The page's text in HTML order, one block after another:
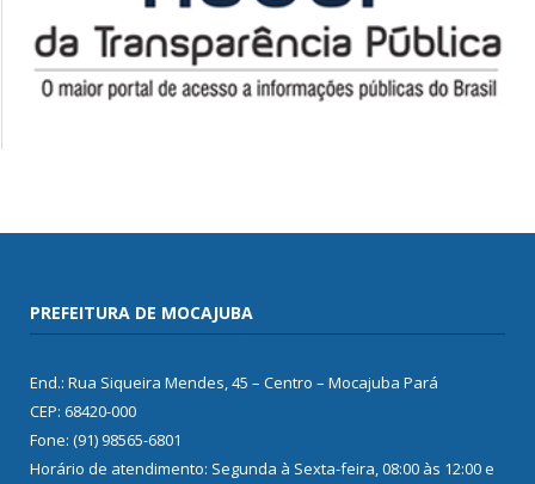
PREFEITURA DE MOCAJUBA
End.: Rua Siqueira Mendes, 45 – Centro – Mocajuba Pará
CEP: 68420-000
Fone: (91) 98565-6801
Horário de atendimento: Segunda à Sexta-feira, 08:00 às 12:00 e